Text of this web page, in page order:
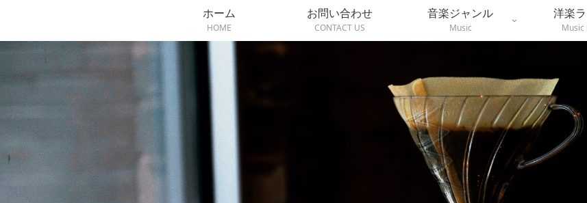
ホーム
HOME
お問い合わせ
CONTACT US
音楽ジャンル
Music
洋楽
Music